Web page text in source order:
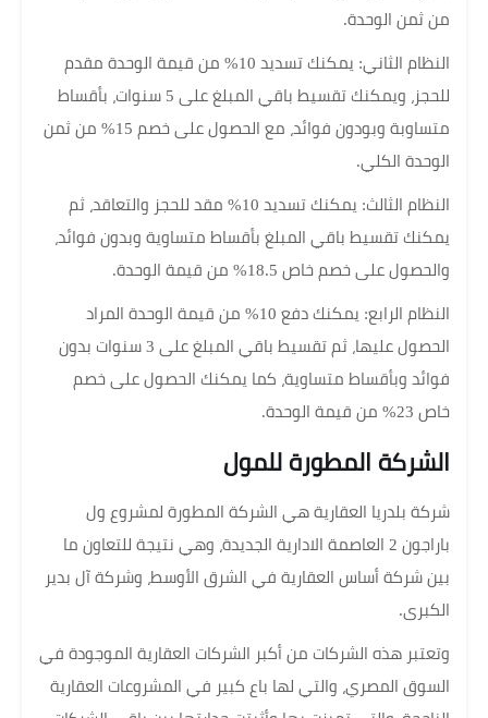
من ثمن الوحدة.
النظام الثاني: يمكنك تسديد 10% من قيمة الوحدة مقدم
للحجز، ويمكنك تقسيط باقي المبلغ على 5 سنوات، بأقساط
متساوبة وبودون فوائد، مع الحصول على خصم 15% من ثمن
الوحدة الكلي.
النظام الثالث: يمكنك تسديد 10% مقد للحجز والتعاقد، ثم
يمكنك تقسيط باقي المبلغ بأقساط متساوية وبدون فوائد،
والحصول على خصم خاص 18.5% من قيمة الوحدة.
النظام الرابع: يمكنك دفع 10% من قيمة الوحدة المراد
الحصول عليها، ثم تقسيط باقي المبلغ على 3 سنوات بدون
فوائد وبأقساط متساوية، كما يمكنك الحصول على خصم
خاص 23% من قيمة الوحدة.
الشركة المطورة للمول
شركة بلدريا العقارية هي الشركة المطورة لمشروع ول
باراجون 2 العاصمة الادارية الجديدة، وهي نتيجة للتعاون ما
بين شركة أساس العقارية في الشرق الأوسط، وشركة آل بدير
الكبرى.
وتعتبر هذه الشركات من أكبر الشركات العقارية الموجودة في
السوق المصري، والتي لها باع كبير في المشروعات العقارية